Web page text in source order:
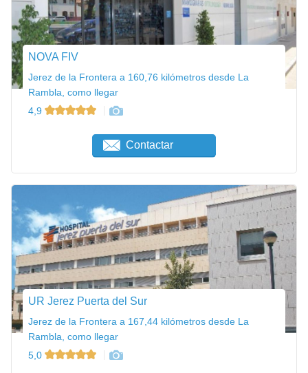
NOVA FIV
Jerez de la Frontera a 160,76 kilómetros desde La
Rambla, como llegar
4,9
Contactar
UR Jerez Puerta del Sur
Jerez de la Frontera a 167,44 kilómetros desde La
Rambla, como llegar
5,0